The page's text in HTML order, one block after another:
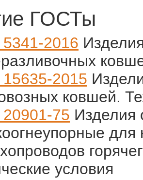
ГОСТы
2016
2015
ковшей.
75 Изделия
для
условия